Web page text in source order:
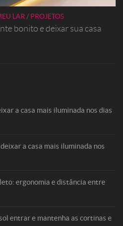
LAR / PROJETOS
bonito e deixar sua casa
a casa mais iluminada nos dias
a casa mais iluminada nos
ergonomia e distância entre
entrar e mantenha as cortinas e